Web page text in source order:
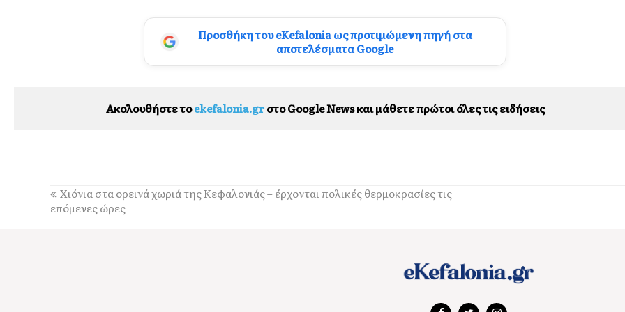
Προσθήκη του eKefalonia ως προτιμώμενη πηγή στα
αποτελέσματα Google
Ακολουθήστε τοekefalonia.grστο Google News και μάθετε πρώτοι όλες τις ειδήσεις
Χιόνια στα ορεινά χωριά της Κεφαλονιάς – έρχονται πολικές θερμοκρασίες τις
επόμενες ώρες